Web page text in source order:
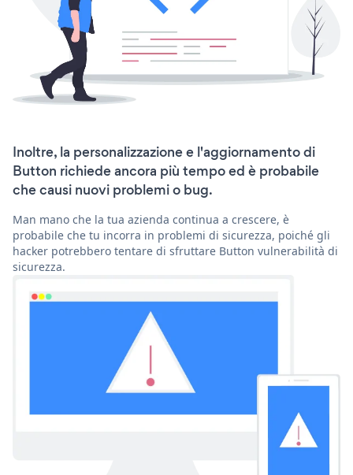
Inoltre, la personalizzazione e l'aggiornamento di
Button richiede ancora più tempo ed è probabile
che causi nuovi problemi o bug.
Man mano che la tua azienda continua a crescere, è
probabile che tu incorra in problemi di sicurezza, poiché gli
hacker potrebbero tentare di sfruttare Button vulnerabilità di
sicurezza.